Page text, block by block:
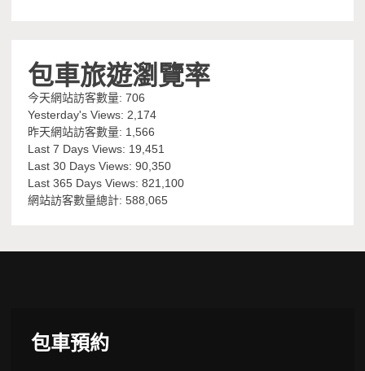
包車旅遊瀏覽率
今天網站訪客數量:706
Yesterday's Views: 2,174
昨天網站訪客數量: 1,566
Last 7 Days Views: 19,451
Last 30 Days Views:90,350
Last 365 Days Views:821,100
網站訪客數量總計:588,065
包車預約